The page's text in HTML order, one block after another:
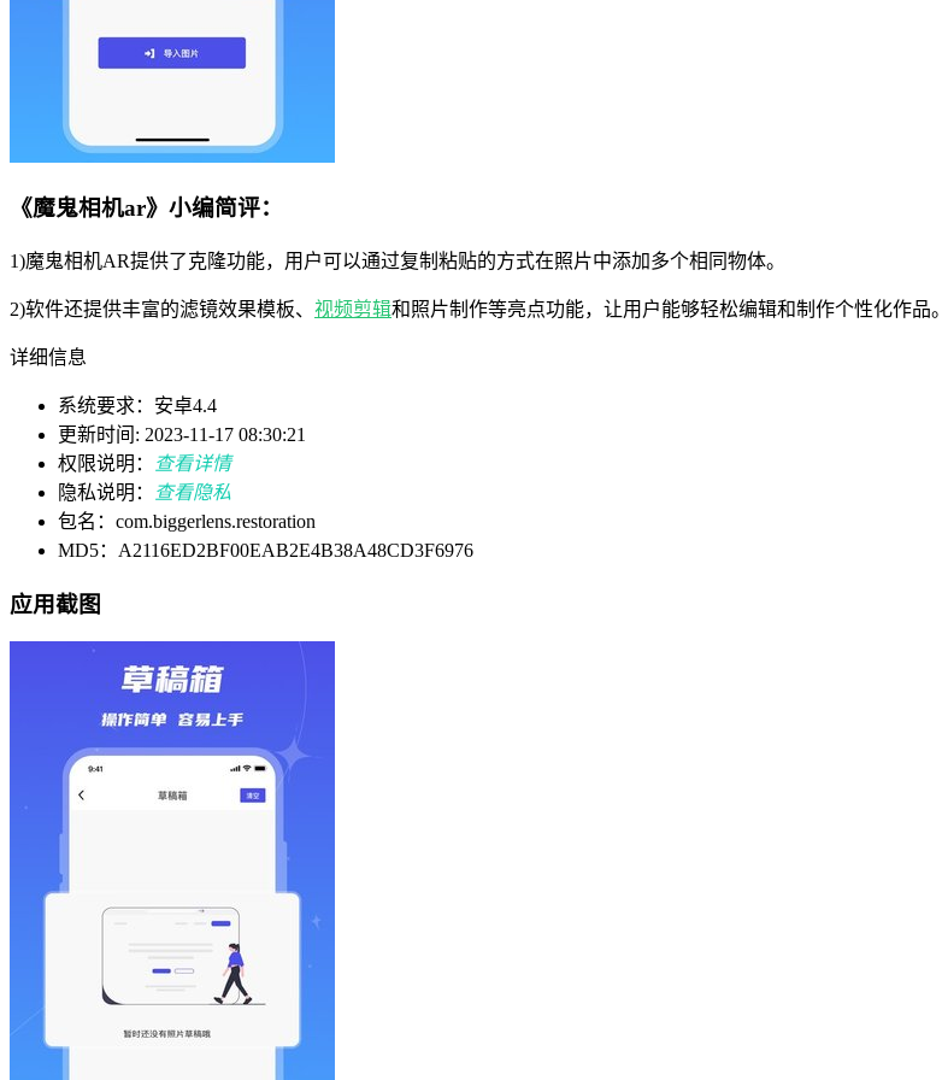
《魔鬼相机ar》小编简评：
1)魔鬼相机AR提供了克隆功能，用户可以通过复制粘贴的方式在照片中添加多个相同物体。
2)软件还提供丰富的滤镜效果模板、 视频剪辑和照片制作等亮点功能，让用户能够轻松编辑和制作个性化作品。
详细信息
系统要求：安卓4.4
更新时间: 2023-11-17 08:30:21
权限说明：
查看详情
隐私说明：
查看隐私
包名：com.biggerlens.restoration
MD5：A2116ED2BF00EAB2E4B38A48CD3F6976
应用截图